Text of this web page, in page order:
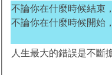
不論你在什麼時候結束
不論你在什麼時候開始
人生最大的錯誤是不斷